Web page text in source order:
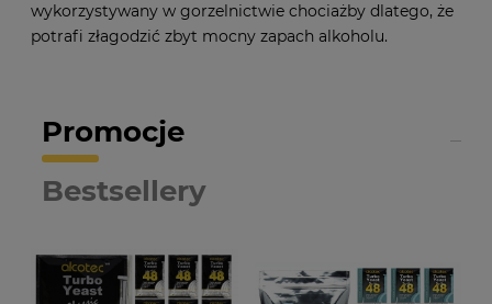
wykorzystywany w gorzelnictwie chociażby dlatego, że
potrafi złagodzić zbyt mocny zapach alkoholu.
Promocje
Bestsellery